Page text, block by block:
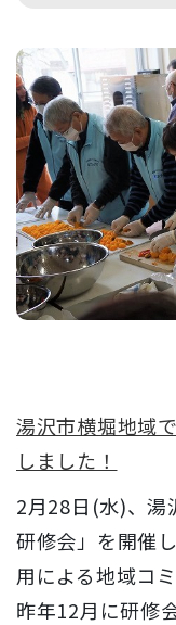
湯沢市横堀地域
しました！
2月28日(水)、湯
研修会」を開催
用による地域コ
昨年12月に研修